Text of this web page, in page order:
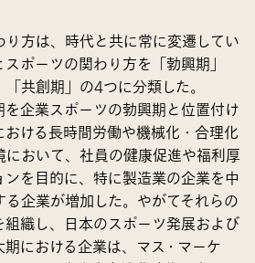
方は、時代と共に常に変遷してい
ポーツの関わり方を「勃興期」
「共創期」の4つに分類した。
企業スポーツの勃興期と位置付け
ける長時間労働や機械化・合理化
おいて、社員の健康促進や福利厚
を目的に、特に製造業の企業を中
企業が増加した。やがてそれらの
織し、日本のスポーツ発展および
における企業は、マス・マーケ